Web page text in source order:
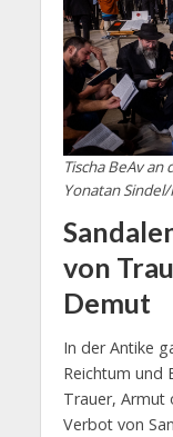
Tischa BeAv an
Yonatan
von
Demut
In der Antike
Reichtum und
Trauer, Armut
Verbot von